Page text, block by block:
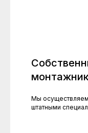
Мы
штатными